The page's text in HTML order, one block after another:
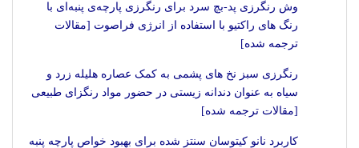
وش رنگرزی پد-بچ سرد برای رنگرزی پارچه‌ی پنبه‌ای با
رنگ های راکتیو با استفاده از انرژی فراصوت [مقالات
ترجمه شده]
رنگرزی سبز نخ های پشمی به کمک عصاره هلیله زرد و
سیاه به عنوان دندانه زیستی در حضور مواد رنگزای طبیعی
[مقالات ترجمه شده]
کاربرد نانو کیتوسان سنتز شده برای بهبود خواص پارچه پنبه